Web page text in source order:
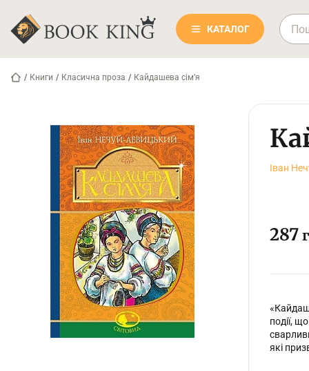
КАТАЛОГ
/ Книги / Класична проза / Кайдашева сім’я
Іван
287
події,
які